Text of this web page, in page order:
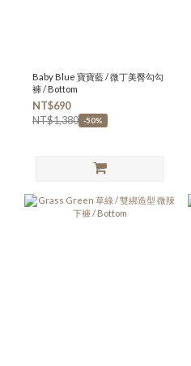
Baby Blue 寶寶藍 / 微丁美臀勾勾
褲 / Bottom
NT$690
NT$1,380 -50%